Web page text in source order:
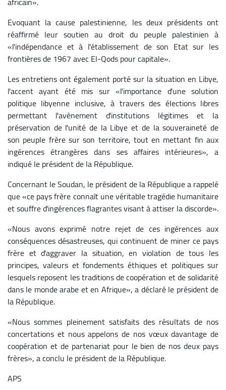
Evoquant la cause palestinienne, les deux présidents ont
réaffirmé leur soutien au droit du peuple palestinien à
«l'indépendance et à l'établissement de son Etat sur les
frontières de 1967 avec El-Qods pour capitale».
Les entretiens ont également porté sur la situation en Libye,
l'accent ayant été mis sur «l'importance d'une solution
politique libyenne inclusive, à travers des élections libres
permettant l'avènement d'institutions légitimes et la
préservation de l'unité de la Libye et de la souveraineté de
son peuple frère sur son territoire, tout en mettant fin aux
ingérences étrangères dans ses affaires intérieures», a
indiqué le président de la République.
Concernant le Soudan, le président de la République a rappelé
que «ce pays frère connaît une véritable tragédie humanitaire
et souffre d'ingérences flagrantes visant à attiser la discorde».
«Nous avons exprimé notre rejet de ces ingérences aux
conséquences désastreuses, qui continuent de miner ce pays
frère et d'aggraver la situation, en violation de tous les
principes, valeurs et fondements éthiques et politiques sur
lesquels reposent les traditions de coopération et de solidarité
dans le monde arabe et en Afrique», a déclaré le président de
la République.
«Nous sommes pleinement satisfaits des résultats de nos
concertations et nous appelons de nos vœux davantage de
coopération et de partenariat pour le bien de nos deux pays
frères», a conclu le président de la République.
APS